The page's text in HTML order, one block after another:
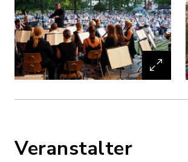
Veranstalter